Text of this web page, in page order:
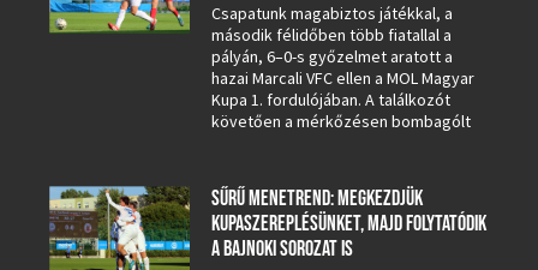
Csapatunk magabiztos játékkal, a
második félidőben több fiatallal a
pályán, 6–0-s győzelmet aratott a
hazai Marcali VFC ellen a MOL Magyar
Kupa 1. fordulójában. A találkozót
követően a mérkőzésen bombagólt
SŰRŰ MENETREND: MEGKEZDJÜK
KUPASZEREPLÉSÜNKET, MAJD FOLYTATÓDIK
A BAJNOKI SOROZAT IS